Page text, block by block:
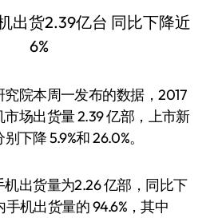
院本周一发布的数据，2017
场出货量 2.39 亿部，上市新
下降 5.9%和 26.0%。
出货量为2.26 亿部，同比下
手机出货量的 94.6%，其中